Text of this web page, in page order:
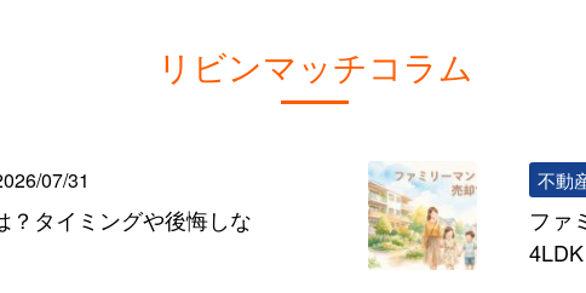
リビンマッチコラム
07/31
？タイミングや後悔しな
不動
ファ